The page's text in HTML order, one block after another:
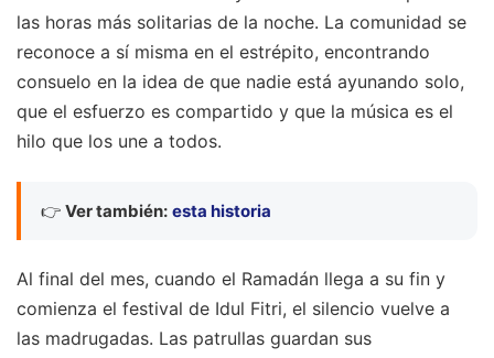
las horas más solitarias de la noche. La comunidad se
reconoce a sí misma en el estrépito, encontrando
consuelo en la idea de que nadie está ayunando solo,
que el esfuerzo es compartido y que la música es el
hilo que los une a todos.
👉 Ver también: esta historia
Al final del mes, cuando el Ramadán llega a su fin y
comienza el festival de Idul Fitri, el silencio vuelve a
las madrugadas. Las patrullas guardan sus